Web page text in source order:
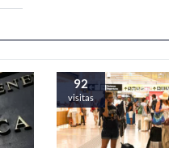
92
visitas